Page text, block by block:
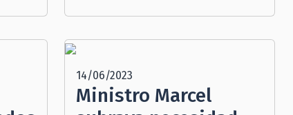
14/06/2023
Ministro Marcel